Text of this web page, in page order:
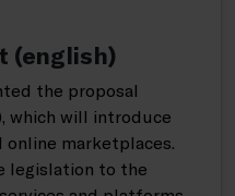
(english)
the proposal
which will introduce
marketplaces.
legislation to the